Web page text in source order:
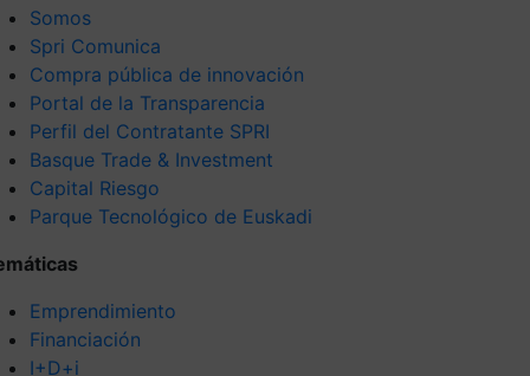
Somos
Spri Comunica
Compra pública de innovación
Portal de la Transparencia
Perfil del Contratante SPRI
Basque Trade & Investment
Capital Riesgo
Parque Tecnológico de Euskadi
Emprendimiento
Financiación
I+D+i